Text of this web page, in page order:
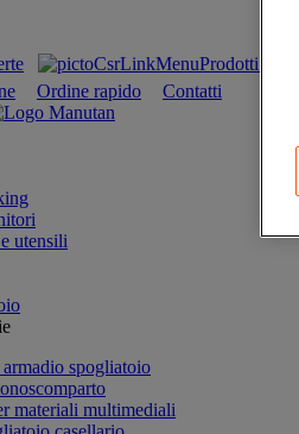
Prodotti
Ordine rapido Contatti
utensili
spogliatoio
materiali multimediali